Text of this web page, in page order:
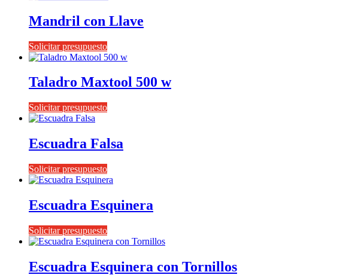
Mandril con Llave
Solicitar presupuesto
Taladro Maxtool 500 w
Solicitar presupuesto
Escuadra Falsa
Solicitar presupuesto
Escuadra Esquinera
Solicitar presupuesto
Escuadra Esquinera con Tornillos